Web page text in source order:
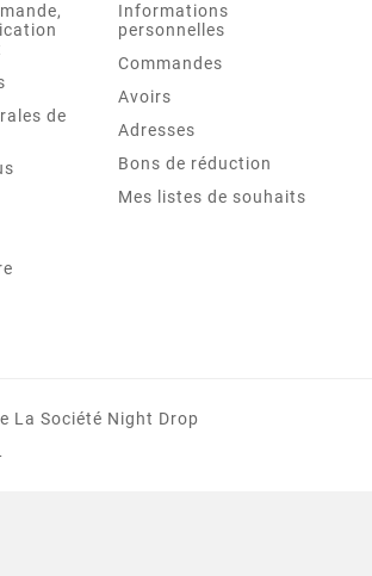
de
Informations
personnelles
Commandes
Avoirs
Adresses
Bons de réduction
Mes listes de souhaits
La Société Night Drop